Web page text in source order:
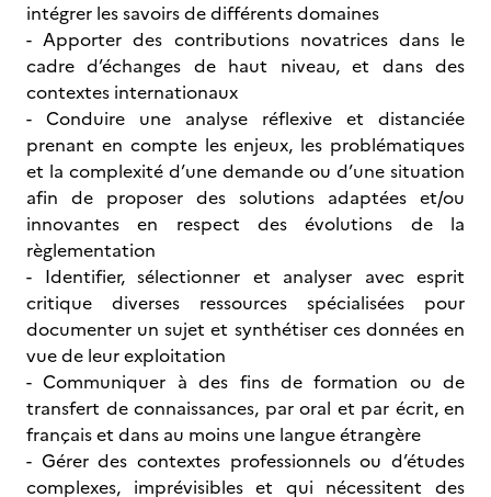
intégrer les savoirs de différents domaines
- Apporter des contributions novatrices dans le
cadre d’échanges de haut niveau, et dans des
contextes internationaux
- Conduire une analyse réflexive et distanciée
prenant en compte les enjeux, les problématiques
et la complexité d’une demande ou d’une situation
afin de proposer des solutions adaptées et/ou
innovantes en respect des évolutions de la
règlementation
- Identifier, sélectionner et analyser avec esprit
critique diverses ressources spécialisées pour
documenter un sujet et synthétiser ces données en
vue de leur exploitation
- Communiquer à des fins de formation ou de
transfert de connaissances, par oral et par écrit, en
français et dans au moins une langue étrangère
- Gérer des contextes professionnels ou d’études
complexes, imprévisibles et qui nécessitent des